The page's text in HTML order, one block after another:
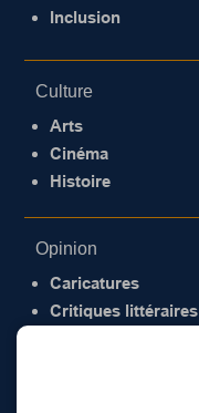
Inclusion
Culture
Arts
Cinéma
Histoire
Opinion
Caricatures
Critiques littéraires